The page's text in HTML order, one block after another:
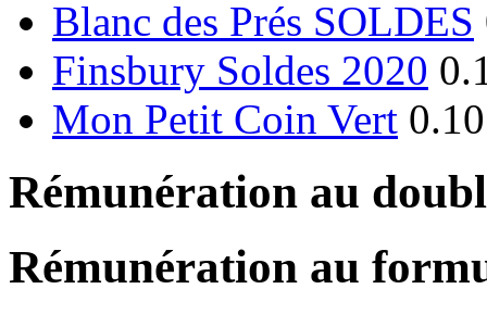
Blanc des Prés SOLDES
Finsbury Soldes 2020
Mon Petit Coin Vert
Rémunération au
Rémunération au